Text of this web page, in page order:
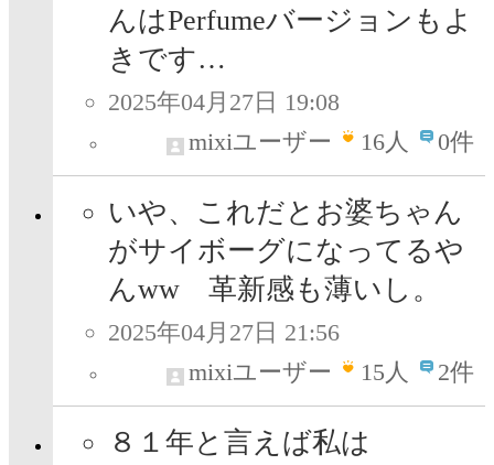
んはPerfumeバージョンもよ
きです…
2025年04月27日 19:08
mixiユーザー
16人 0件
いや、これだとお婆ちゃん
がサイボーグになってるや
んww 革新感も薄いし。
2025年04月27日 21:56
mixiユーザー
15人 2件
８１年と言えば私は